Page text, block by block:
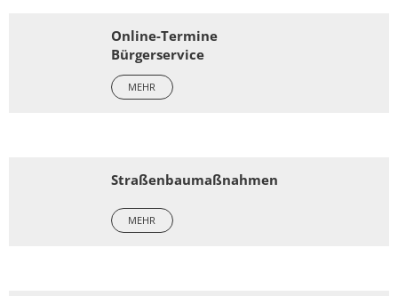
Online-Termine
Bürgerservice
MEHR
Straßenbaumaßnahmen
MEHR